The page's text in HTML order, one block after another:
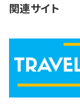
関連サイト